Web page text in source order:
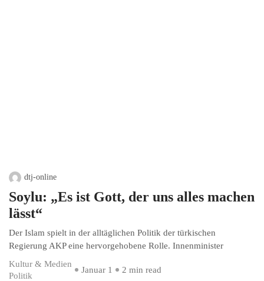
dtj-online
Soylu: „Es ist Gott, der uns alles machen
lässt“
Der Islam spielt in der alltäglichen Politik der türkischen
Regierung AKP eine hervorgehobene Rolle. Innenminister
Kultur & Medien
Politik
Januar 1 2 min read